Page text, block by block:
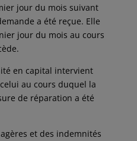
jour du mois suivant
a été reçue. Elle
jour du mois au cours
en capital intervient
au cours duquel la
de réparation a été
et des indemnités